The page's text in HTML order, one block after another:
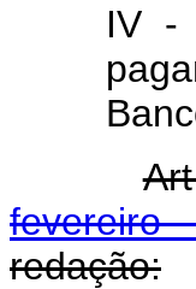
IV -
redação: